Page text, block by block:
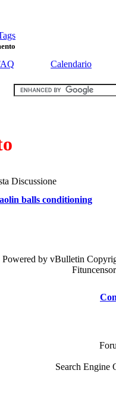
Calendario
Discussione
balls conditioning
Powered by vBulletin
Search Engine